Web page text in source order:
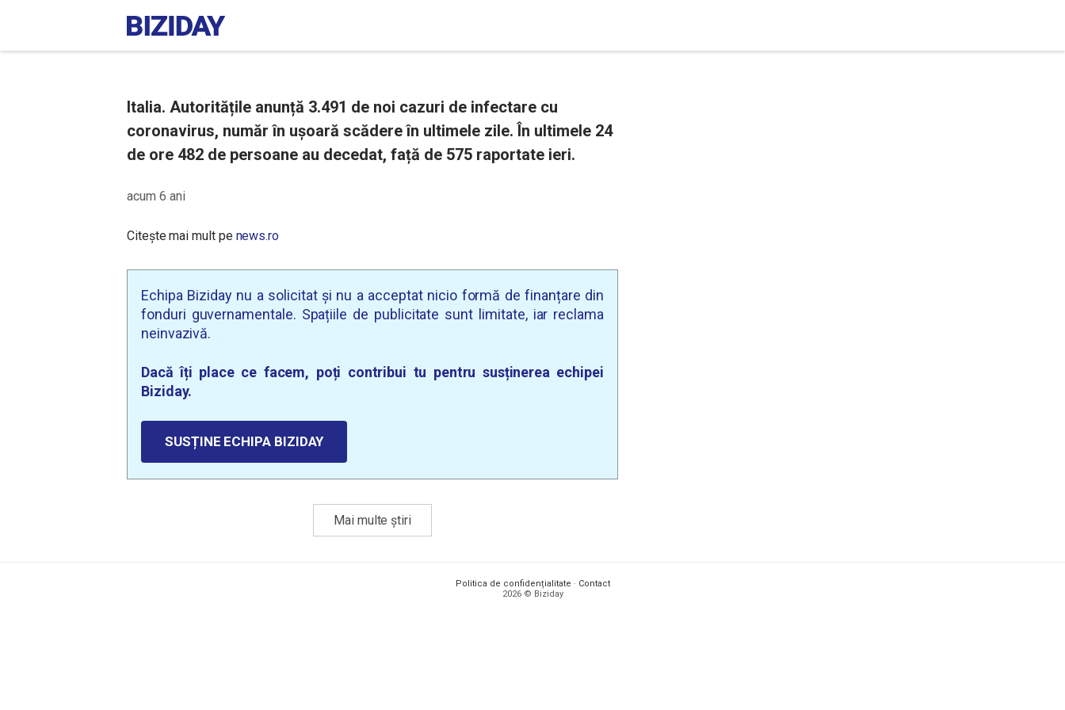
Italia. Autoritățile anunță 3.491 de noi cazuri de infectare cu
coronavirus, număr în ușoară scădere în ultimele zile. În ultimele 24
de ore 482 de persoane au decedat, față de 575 raportate ieri.
acum 6 ani
Citește mai mult pe news.ro
Echipa Biziday nu a solicitat și nu a acceptat nicio formă de finanțare din
fonduri guvernamentale. Spațiile de publicitate sunt limitate, iar reclama
neinvazivă.
Dacă îți place ce facem, poți contribui tu pentru susținerea echipei
Biziday.
SUSȚINE ECHIPA BIZIDAY
Mai multe știri
Politica de confidențialitate · Contact
2026 © Biziday